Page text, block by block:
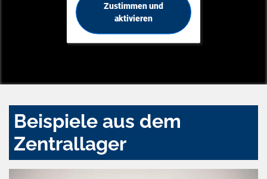
Zustimmen und
aktivieren
Beispiele aus dem
Zentrallager